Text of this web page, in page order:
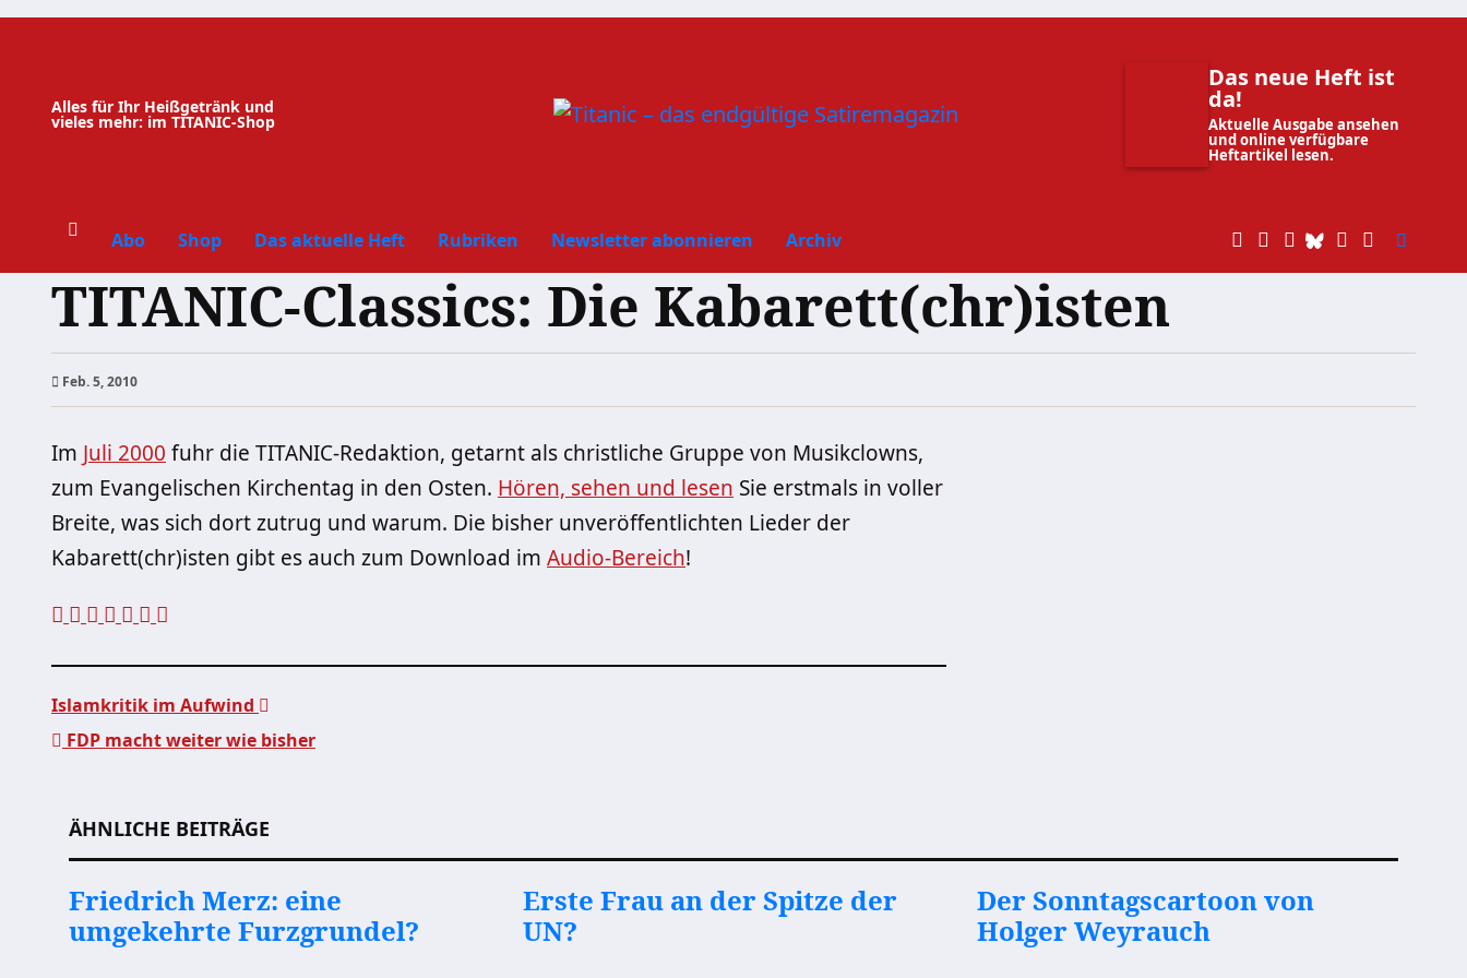
Zum
Alles für Ihr Heißgetränk und
vieles mehr: im TITANIC-Shop
Das neue Heft ist
da!
Aktuelle Ausgabe ansehen
und online verfügbare
Heftartikel lesen.
Abo Shop Das aktuelle Heft Rubriken Newsletter abonnieren Archiv
TITANIC-Classics: Die Kabarett(chr)isten
Feb. 5, 2010
Im Juli 2000 fuhr die TITANIC-Redaktion, getarnt als christliche Gruppe von Musikclowns,
zum Evangelischen Kirchentag in den Osten. Hören, sehen und lesen Sie erstmals in voller
Breite, was sich dort zutrug und warum. Die bisher unveröffentlichten Lieder der
Kabarett(chr)isten gibt es auch zum Download im Audio-Bereich!
Islamkritik im Aufwind
FDP macht weiter wie bisher
ÄHNLICHE BEITRÄGE
Friedrich Merz: eine
umgekehrte Furzgrundel?
Erste Frau an der Spitze der
UN?
Der Sonntagscartoon von
Holger Weyrauch